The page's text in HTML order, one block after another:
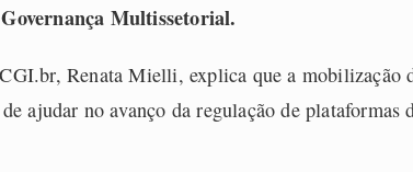
Multissetorial.
Renata Mielli, explica que a mobilização
ajudar no avanço da regulação de plataformas